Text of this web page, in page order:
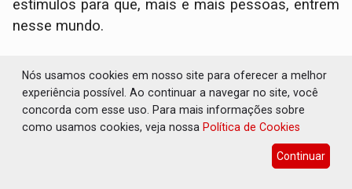
estímulos para que, mais e mais pessoas, entrem
nesse mundo.
Caps
Nós usamos cookies em nosso site para oferecer a melhor
experiência possível. Ao continuar a navegar no site, você
concorda com esse uso. Para mais informações sobre
como usamos cookies, veja nossa Política de Cookies
Continuar